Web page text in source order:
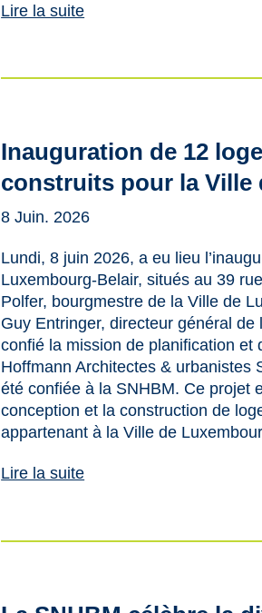
Lire la suite
Inauguration de 12
construits pour la Ville
8 Juin. 2026
Lundi, 8 juin 2026, a eu lieu
Luxembourg-Belair, situés au 39
Polfer, bourgmestre de la Ville de
Guy Entringer, directeur général
confié la mission de planification et
Hoffmann Architectes & urbanistes
été confiée à la SNHBM. Ce projet
conception et la construction de
appartenant à la Ville de
Lire la suite